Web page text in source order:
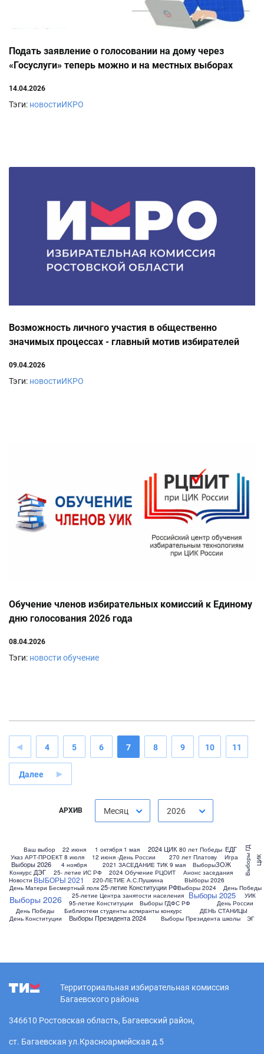
Подать заявление о голосовании на дому через
«Госуслуги» теперь можно и на местных выборах
14.04.2026
Тэги: новостиИКРО
Возможность личного участия в общественно
значимых процессах - главный мотив избирателей
09.04.2026
Тэги: новостиИКРО
Обучение членов избирательных комиссий к Единому
дню голосования 2026 года
08.04.2026
Тэги: новости обучение
4 5 6 7 8 9 10 11
Далее
АРХИВ Месяц 2026
1 мая
1 октября
12 июня -День России
2021 ЗАСЕДАНИЕ ТИК
2024 Обучение РЦОИТ
2024 ЦИК
22 июня
220-ЛЕТИЕ А.С.Пушкина
25- летие ИС РФ
25-летие Конституции РФ
25-летие Центра занятости населения
270 лет Платову
4 ноября
8 июля
80 лет Победы
9 мая
95-летие Конституции
АРТ-ПРОЕКТ
Анонс заседания
Бесмертный полк
Библиотеки студенты аспиранты конкурс
ВЫБОРЫ 2021 ВЫборы 2026
Ваш выбор
Выборы
Выборы 2026
Выборы ГДФС РФ
Выборы Президента 2024
Выборы 2024
Выборы 2025
Выборы 2026
Выборы ГД
Выборы Президента школы
ДЕНЬ СТАНИЦЫ
ДЭГ
День Победы
День Конституции
День Матери
День Победы
День России
ЕДГ
ЗОЖ
Игра
Конкурс
Новости
УИК
Указ ЦИК
ЭГ
Территориальная избирательная комиссия
Багаевского района
346610 Ростовская область, Багаевский район,
ст. Багаевская ул.Красноармейская д.5